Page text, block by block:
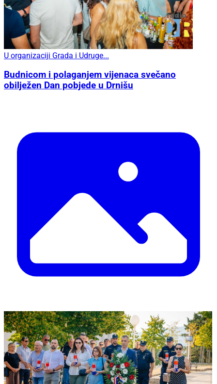
U organizaciji Grada i Udruge...
Budnicom i polaganjem vijenaca svečano
obilježen Dan pobjede u Drnišu